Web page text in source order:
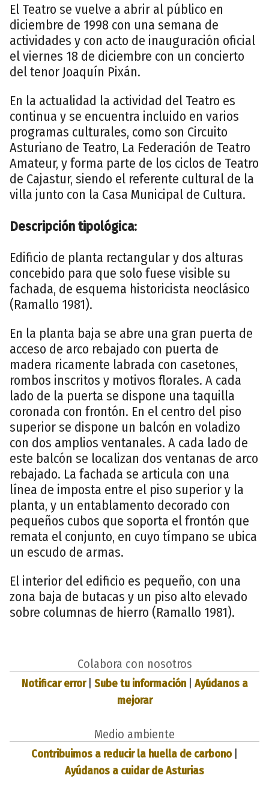
El Teatro se vuelve a abrir al público en
diciembre de 1998 con una semana de
actividades y con acto de inauguración oficial
el viernes 18 de diciembre con un concierto
del tenor Joaquín Pixán.
En la actualidad la actividad del Teatro es
continua y se encuentra incluido en varios
programas culturales, como son Circuito
Asturiano de Teatro, La Federación de Teatro
Amateur, y forma parte de los ciclos de Teatro
de Cajastur, siendo el referente cultural de la
villa junto con la Casa Municipal de Cultura.
Descripción tipológica:
Edificio de planta rectangular y dos alturas
concebido para que solo fuese visible su
fachada, de esquema historicista neoclásico
(Ramallo 1981).
En la planta baja se abre una gran puerta de
acceso de arco rebajado con puerta de
madera ricamente labrada con casetones,
rombos inscritos y motivos florales. A cada
lado de la puerta se dispone una taquilla
coronada con frontón. En el centro del piso
superior se dispone un balcón en voladizo
con dos amplios ventanales. A cada lado de
este balcón se localizan dos ventanas de arco
rebajado. La fachada se articula con una
línea de imposta entre el piso superior y la
planta, y un entablamento decorado con
pequeños cubos que soporta el frontón que
remata el conjunto, en cuyo tímpano se ubica
un escudo de armas.
El interior del edificio es pequeño, con una
zona baja de butacas y un piso alto elevado
sobre columnas de hierro (Ramallo 1981).
Colabora con nosotros
Notificar error| Sube tu información| Ayúdanos a
mejorar
Medio ambiente
Contribuimos a reducir la huella de carbono
Ayúdanos a cuidar de Asturias